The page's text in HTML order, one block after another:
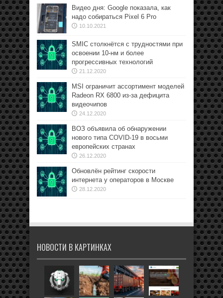
Видео дня: Google показала, как
надо собираться Pixel 6 Pro
10.10.2021
SMIC столкнётся с трудностями при
освоении 10-нм и более
прогрессивных технологий
21.12.2020
MSI ограничит ассортимент моделей
Radeon RX 6800 из-за дефицита
видеочипов
24.12.2020
ВОЗ объявила об обнаружении
нового типа COVID-19 в восьми
европейских странах
26.12.2020
Обновлён рейтинг скорости
интернета у операторов в Москве
28.12.2020
НОВОСТИ В КАРТИНКАХ